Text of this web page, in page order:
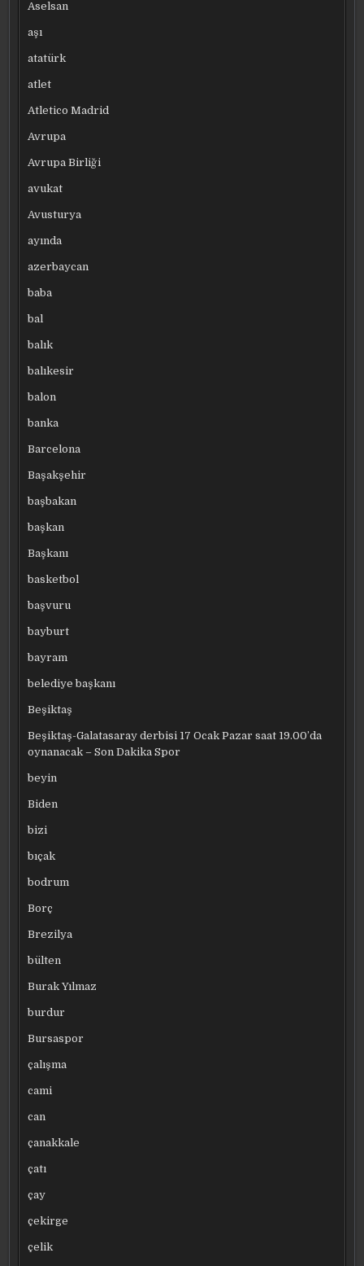
Aselsan
aşı
atatürk
atlet
Atletico Madrid
Avrupa
Avrupa Birliği
avukat
Avusturya
ayında
azerbaycan
baba
bal
balık
balıkesir
balon
banka
Barcelona
Başakşehir
başbakan
başkan
Başkanı
basketbol
başvuru
bayburt
bayram
belediye başkanı
Beşiktaş
Beşiktaş-Galatasaray derbisi 17 Ocak Pazar saat 19.00’da
oynanacak – Son Dakika Spor
beyin
Biden
bizi
bıçak
bodrum
Borç
Brezilya
bülten
Burak Yılmaz
burdur
Bursaspor
çalışma
cami
can
çanakkale
çatı
çay
çekirge
çelik